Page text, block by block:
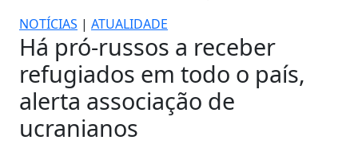
NOTÍCIAS | ATUALIDADE
Há pró-russos a receber
refugiados em todo o país,
alerta associação de
ucranianos